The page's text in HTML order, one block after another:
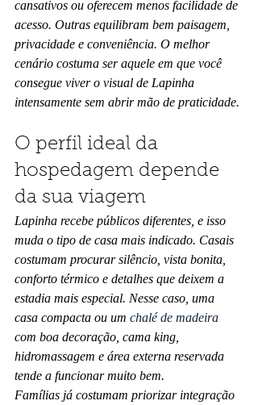
cansativos ou oferecem menos facilidade de
acesso. Outras equilibram bem paisagem,
privacidade e conveniência. O melhor
cenário costuma ser aquele em que você
consegue viver o visual de Lapinha
intensamente sem abrir mão de praticidade.
O perfil ideal da
hospedagem depende
da sua viagem
Lapinha recebe públicos diferentes, e isso
muda o tipo de casa mais indicado. Casais
costumam procurar silêncio, vista bonita,
conforto térmico e detalhes que deixem a
estadia mais especial. Nesse caso, uma
casa compacta ou um chalé de madeira
com boa decoração, cama king,
hidromassagem e área externa reservada
tende a funcionar muito bem.
Famílias já costumam priorizar integração